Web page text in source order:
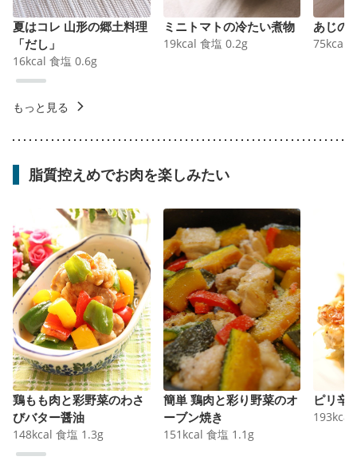
夏はコレ 山形の郷土料理
「だし」
16kcal 食塩 0.6g
ミニトマトの冷たい煮物
19kcal 食塩 0.2g
あじの
75kcal
もっと見る
脂質控えめでお肉を楽しみたい
鶏もも肉と彩野菜のわさ
びバター醤油
148kcal 食塩 1.3g
簡単 鶏肉と彩り野菜のオ
ーブン焼き
151 kcal 食塩 1.1 g
ピリ辛
193kcal